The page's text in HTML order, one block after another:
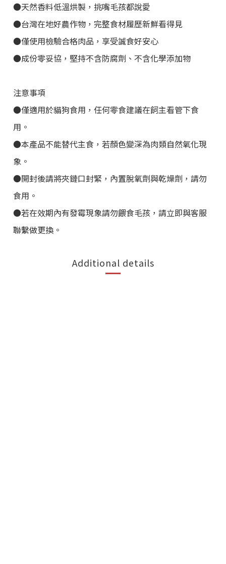
●天然香料低溫烘製，挑嘴毛孩都說愛
●台灣在地好農作物，完整食材履歷新鮮看得見
●僅使用檢驗合格肉品，享受誠食好安心
●成份零妥協，堅持不含防腐劑、不含化學添加物
注意事項
●僅適用於貓狗食用，任何零食建議在飼主看管下食
用。
●本產品不能替代主食，若顏色變深為肉類自然氧化現
象。
●開封後請將夾鏈口封緊，內置脫氧劑與乾燥劑，請勿
食用。
●若在效期內有發霉現象請勿餵食毛孩，請立即與客服
聯繫做更換。
Additional details